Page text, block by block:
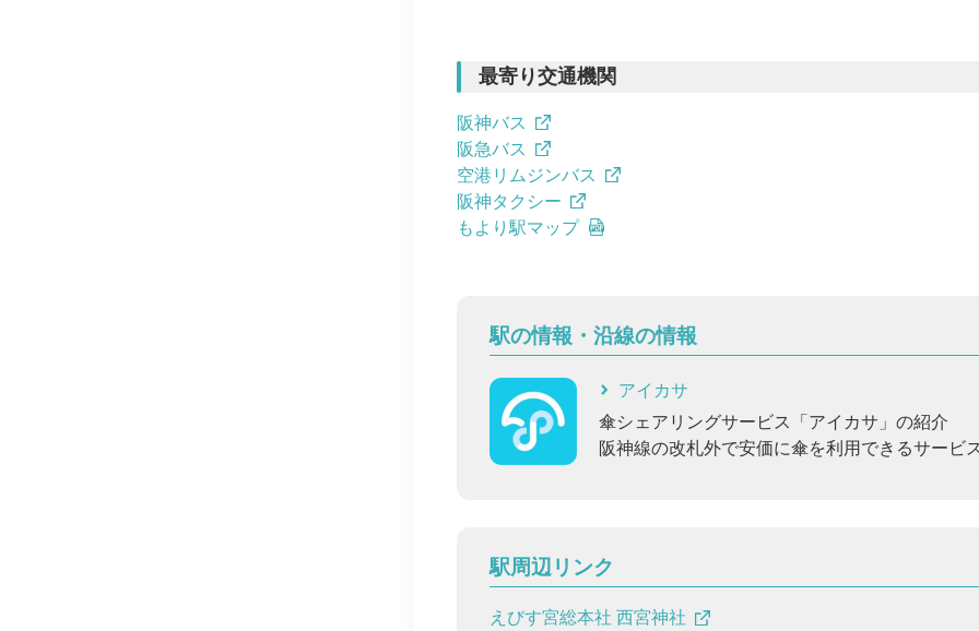
最寄り交通機関
阪神バス
阪急バス
空港リムジンバス
阪神タクシー
もより駅マップ
駅の情報・沿線の情報
アイカサ
傘シェアリングサービス「アイカサ」の紹介
阪神線の改札外で安価に傘を利用できるサービ
駅周辺リンク
えびす宮総本社 西宮神社